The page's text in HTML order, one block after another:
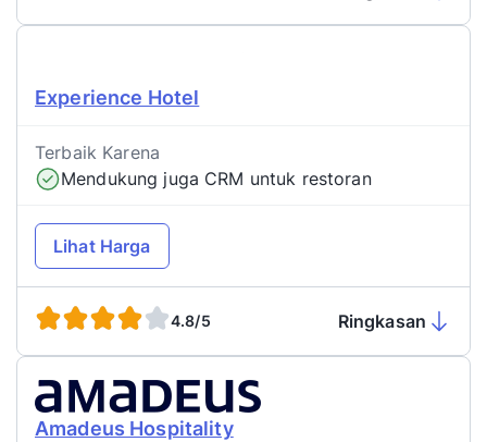
Experience Hotel
Terbaik Karena
Mendukung juga CRM untuk restoran
Lihat Harga
4.8/5 Ringkasan
Amadeus Hospitality